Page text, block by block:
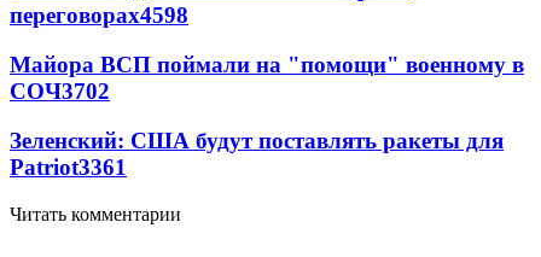
переговорах4598
Майора ВСП поймали на "помощи" военному в
СОЧ3702
Зеленский: США будут поставлять ракеты для
Patriot3361
Читать комментарии